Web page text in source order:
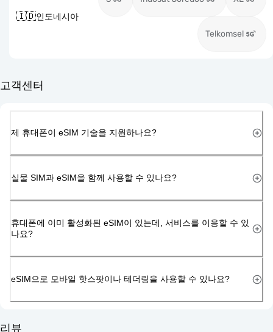
🇮🇩인도네시아
Telkomsel
고객센터
제 휴대폰이 eSIM 기술을 지원하나요?
실물 SIM과 eSIM을 함께 사용할 수 있나요?
휴대폰에 이미 활성화된 eSIM이 있는데, 서비스를 이용할 수 있
나요?
eSIM으로 모바일 핫스팟이나 테더링을 사용할 수 있나요?
리뷰